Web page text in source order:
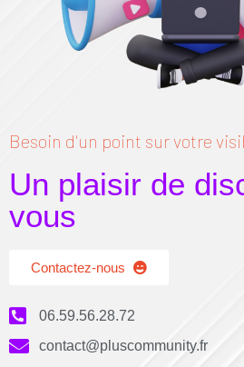
Besoin d'un point sur votre
Un plaisir de
vous
Contactez-nous
06.59.56.28.72
contact@pluscommunity.fr